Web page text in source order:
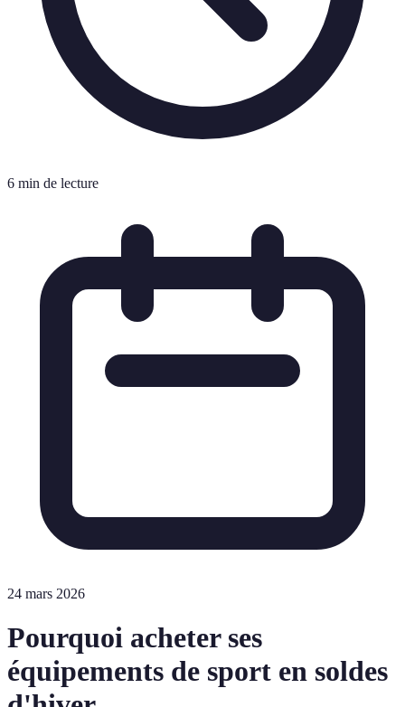
6 min de lecture
24 mars 2026
Pourquoi acheter ses
équipements de sport en soldes